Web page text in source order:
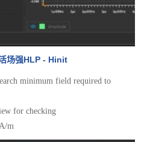
场强HLP - Hinit
minimum field required to
for checking
m